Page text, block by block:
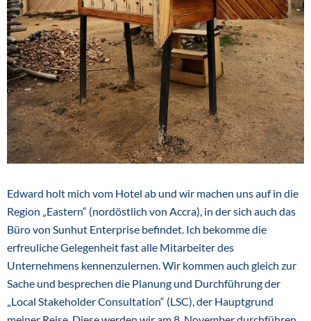
Edward holt mich vom Hotel ab und wir machen uns auf in die
Region „Eastern“ (nordöstlich von Accra), in der sich auch das
Büro von Sunhut Enterprise befindet. Ich bekomme die
erfreuliche Gelegenheit fast alle Mitarbeiter des
Unternehmens kennenzulernen. Wir kommen auch gleich zur
Sache und besprechen die Planung und Durchführung der
„Local Stakeholder Consultation“ (LSC), der Hauptgrund